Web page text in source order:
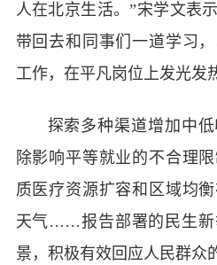
人在北京生活。”宋学文表
带回去和同事们一道学习
工作，在平凡岗位上发光发
探索多种渠道增加中
除影响平等就业的不合理
质医疗资源扩容和区域均
天气……报告部署的民生新
景，积极有效回应人民群众